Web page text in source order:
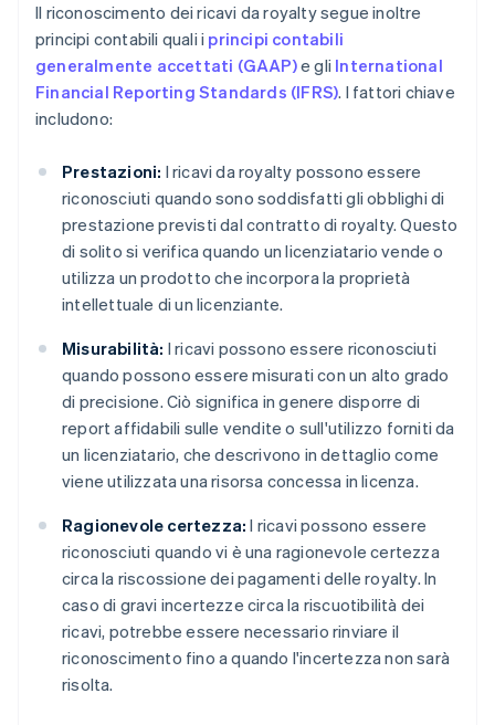
Il riconoscimento dei ricavi da royalty segue inoltre
principi contabili quali i principi contabili
generalmente accettati (GAAP)e gli International
Financial Reporting Standards (IFRS). I fattori chiave
includono:
Prestazioni: I ricavi da royalty possono essere
riconosciuti quando sono soddisfatti gli obblighi di
prestazione previsti dal contratto di royalty. Questo
di solito si verifica quando un licenziatario vende o
utilizza un prodotto che incorpora la proprietà
intellettuale di un licenziante.
Misurabilità: I ricavi possono essere riconosciuti
quando possono essere misurati con un alto grado
di precisione. Ciò significa in genere disporre di
report affidabili sulle vendite o sull'utilizzo forniti da
un licenziatario, che descrivono in dettaglio come
viene utilizzata una risorsa concessa in licenza.
Ragionevole certezza: I ricavi possono essere
riconosciuti quando vi è una ragionevole certezza
circa la riscossione dei pagamenti delle royalty. In
caso di gravi incertezze circa la riscuotibilità dei
ricavi, potrebbe essere necessario rinviare il
riconoscimento fino a quando l'incertezza non sarà
risolta.